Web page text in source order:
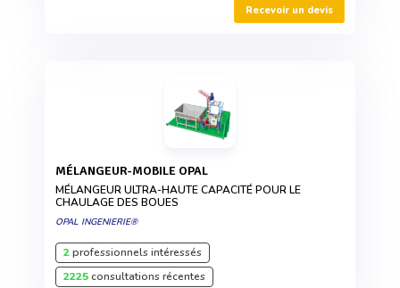
Recevoir un devis
MÉLANGEUR-MOBILE OPAL
MÉLANGEUR ULTRA-HAUTE CAPACITÉ POUR LE
CHAULAGE DES BOUES
OPAL INGENIERIE®
2professionnels intéressés
2225consultations récentes